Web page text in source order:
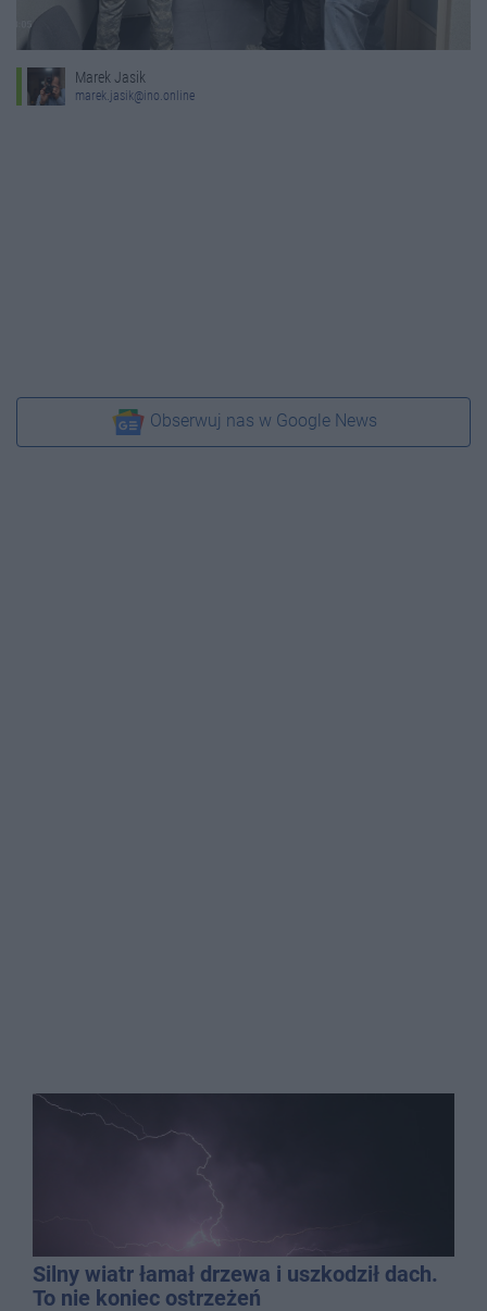
Marek Jasik
marek.jasik@ino.online
Obserwuj nas w Google News
Silny wiatr łamał drzewa i uszkodził dach.
To nie koniec ostrzeżeń